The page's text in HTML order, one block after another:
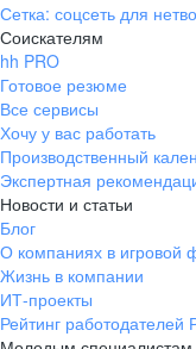
Сетка: соцсеть для
Соискателям
hh PRO
Готовое резюме
Все сервисы
Хочу у вас работать
Производственный
Экспертная
Новости и статьи
Блог
О компаниях в игровой
Жизнь в компании
ИТ-проекты
Рейтинг работодателей